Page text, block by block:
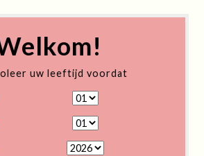
uw leeftijd voordat